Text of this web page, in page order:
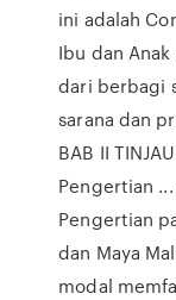
ini adalah
Ibu dan
dari berbagi
sarana dan
BAB II
Pengertian
Pengertian
dan Maya
modal